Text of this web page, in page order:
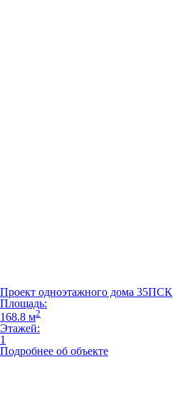
Проект одноэтажного дома 35ПСК
Площадь:
168.8 м2
Этажей:
1
Подробнее об объекте